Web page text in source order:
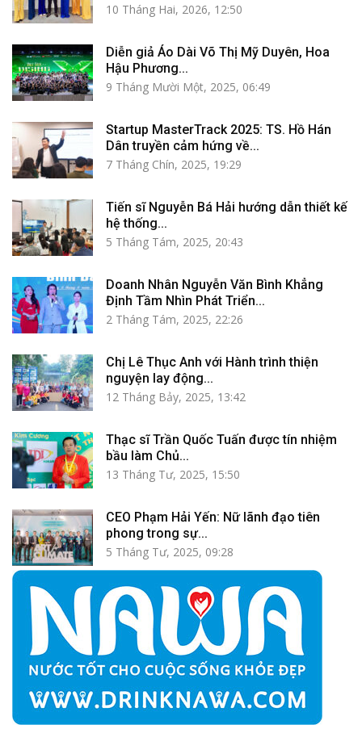
10 Tháng Hai, 2026, 12:50
Diễn giả Áo Dài Võ Thị Mỹ Duyên, Hoa
Hậu Phương...
9 Tháng Mười Một, 2025, 06:49
Startup MasterTrack 2025: TS. Hồ Hán
Dân truyền cảm hứng về...
7 Tháng Chín, 2025, 19:29
Tiến sĩ Nguyễn Bá Hải hướng dẫn thiết kế
hệ thống...
5 Tháng Tám, 2025, 20:43
Doanh Nhân Nguyễn Văn Bình Khẳng
Định Tầm Nhìn Phát Triển...
2 Tháng Tám, 2025, 22:26
Chị Lê Thục Anh với Hành trình thiện
nguyện lay động...
12 Tháng Bảy, 2025, 13:42
Thạc sĩ Trần Quốc Tuấn được tín nhiệm
bầu làm Chủ...
13 Tháng Tư, 2025, 15:50
CEO Phạm Hải Yến: Nữ lãnh đạo tiên
phong trong sự...
5 Tháng Tư, 2025, 09:28